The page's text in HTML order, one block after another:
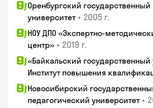
Оренбургский государственный
университет • 2005 г.
НОУ ДПО «Экспертно-
центр» • 2019 г.
«Байкальский государственный
Институт повышения
Новосибирский
педагогический университет •